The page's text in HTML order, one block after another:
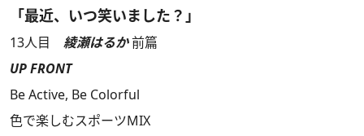
「最近、いつ笑いました？」
13人目 綾瀬はるか前篇
UP FRONT
Be Active, Be Colorful
色で楽しむスポーツMIX